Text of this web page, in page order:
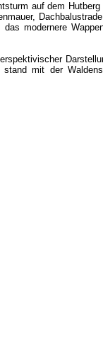
auf dem
modernere
mit der